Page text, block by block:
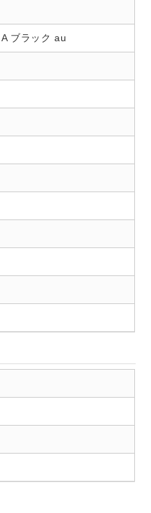
ブラック au